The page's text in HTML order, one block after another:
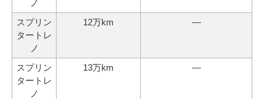
ノ
スプリン
タートレ
ノ
12万km ―
スプリン
タートレ
ノ
13万km ―